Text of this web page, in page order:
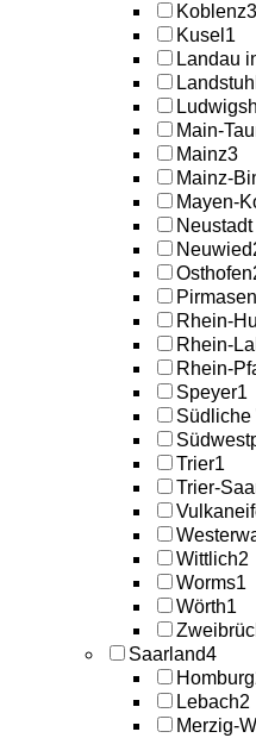
Koblenz3
Kusel 1
Landau
Landstuhl
Main-
Mainz3
Mainz-
Mayen-
Neuwied
Osthofen
Rhein-
Rhein-
Rhein-
Speyer1
Südliche
Trier1
Trier-
Wittlich2
Worms1
Wörth1
Saarland4
Homburg
Lebach2
Merzig-